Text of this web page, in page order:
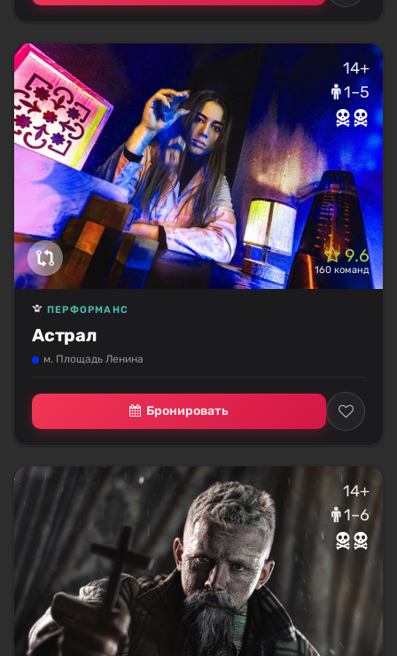
14+
1–5
9.6
160 команд
Астрал
ПЕРФОРМАНС
м. Площадь Ленина
Бронировать
14+
1–6